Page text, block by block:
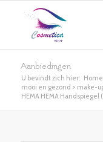
Aanbiedingen
U bevindt zich hier: Home
mooi en gezond > make-
HEMA HEMA Handspiegel